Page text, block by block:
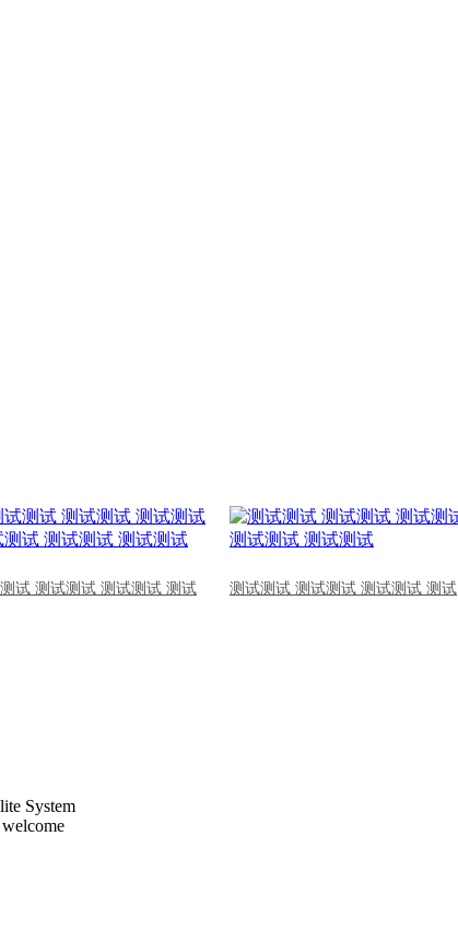
试 测试测试 测试测试 测试 测试测试 测试测试 测试测试 测试
System